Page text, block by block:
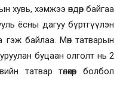
хувь, хэмжээ өндөр байгаа
ёсны дагуу бүртгүүлэн
гэж байлаа. Мөн татварын
буцаан олголт нь 2
татвар төлөхөөр болбол